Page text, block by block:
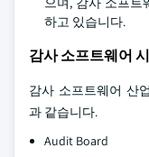
하고 있습니다.
감사 소프트웨어
감사 소프트웨어 산
과 같습니다.
Audit Board